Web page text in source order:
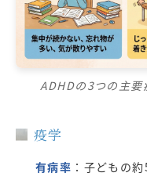
ADHDの3つの主要
疫学
有病率 ：子どもの